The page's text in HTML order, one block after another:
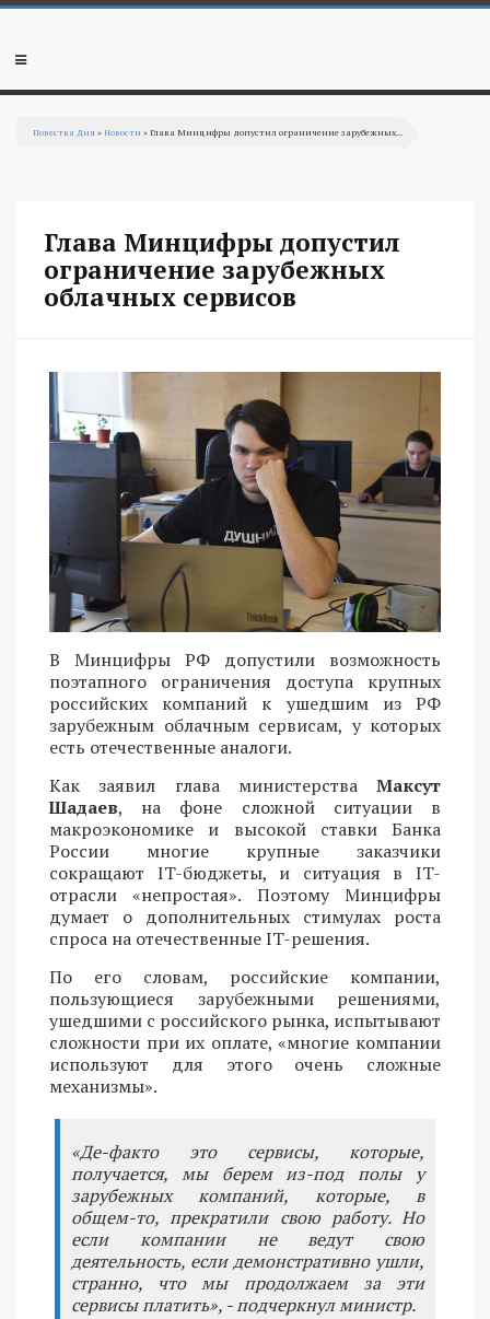
Перейти к основному содержанию
Мобильное
Повестка Дня »Новости » Глава Минцифры допустил ограничение зарубежных...
Глава Минцифры допустил
ограничение зарубежных
облачных сервисов
В Минцифры РФ допустили возможность
поэтапного ограничения доступа крупных
российских компаний к ушедшим из РФ
зарубежным облачным сервисам, у которых
есть отечественные аналоги.
Как заявил глава министерства Максут
Шадаев, на фоне сложной ситуации в
макроэкономике и высокой ставки Банка
России многие крупные заказчики
сокращают IT-бюджеты, и ситуация в IT-
отрасли «непростая». Поэтому Минцифры
думает о дополнительных стимулах роста
спроса на отечественные IT-решения.
По его словам, российские компании,
пользующиеся зарубежными решениями,
ушедшими с российского рынка, испытывают
сложности при их оплате, «многие компании
используют для этого очень сложные
механизмы».
«Де-факто это сервисы, которые,
получается, мы берем из-под полы у
зарубежных компаний, которые, в
общем-то, прекратили свою работу. Но
если компании не ведут свою
деятельность, если демонстративно ушли,
странно, что мы продолжаем за эти
сервисы платить», - подчеркнул министр.